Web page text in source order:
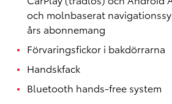
och molnbaserat
års abonnemang
Förvaringsfickor i bakdörrarna
Handskfack
Bluetooth hands-free system